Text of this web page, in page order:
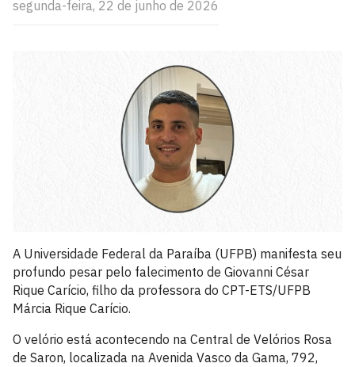
segunda-feira, 22 de junho de 2026
A Universidade Federal da Paraíba (UFPB) manifesta seu
profundo pesar pelo falecimento de Giovanni César
Rique Carício, filho da professora do CPT-ETS/UFPB
Márcia Rique Carício.
O velório está acontecendo na Central de Velórios Rosa
de Saron, localizada na Avenida Vasco da Gama, 792,